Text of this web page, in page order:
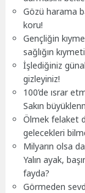
Gözü harama
koru!
Gençliğin
sağlığın
İşlediğiniz
gizleyiniz!
100’de ısrar
Sakın
Ölmek felaket
gelecekleri
Milyarın olsa
Yalın ayak,
fayda?
Görmeden